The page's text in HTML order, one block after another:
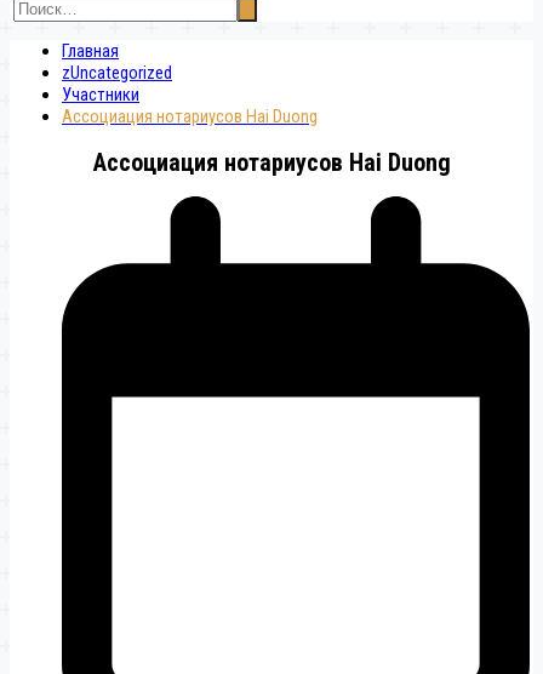
Главная
zUncategorized
Участники
Ассоциация нотариусов Hai Duong
Ассоциация нотариусов Hai Duong